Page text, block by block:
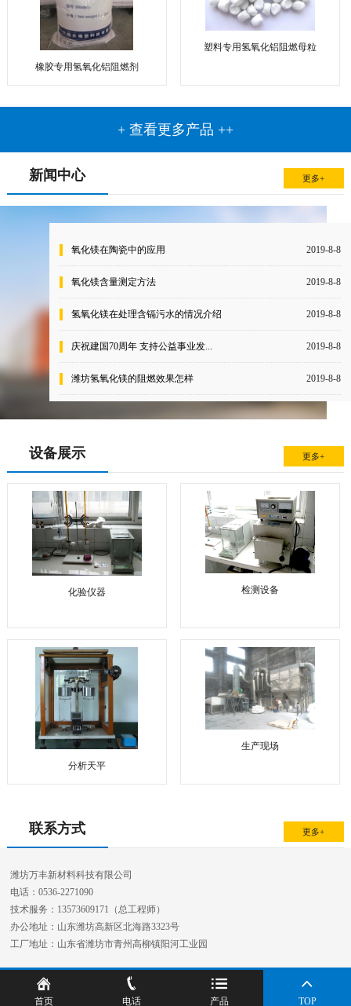
橡胶专用氢氧化铝阻燃剂
塑料专用氢氧化铝阻燃母粒
+ 查看更多产品 ++
新闻中心 更多+
氧化镁在陶瓷中的应用 2019-8-8
氧化镁含量测定方法 2019-8-8
氢氧化镁在处理含镉污水的情况介绍 2019-8-8
庆祝建国70周年 支持公益事业发... 2019-8-8
潍坊氢氧化镁的阻燃效果怎样 2019-8-8
设备展示 更多+
化验仪器 检测设备
分析天平
生产现场
联系方式 更多+
潍坊万丰新材料科技有限公司
电话：0536-2271090
技术服务：13573609171（总工程师）
办公地址：山东潍坊高新区北海路3323号
工厂地址：山东省潍坊市青州高柳镇阳河工业园
首页 电话 产品 TOP